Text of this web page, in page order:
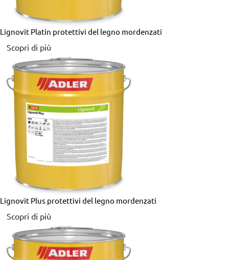
Lignovit Platin protettivi del legno mordenzati
Scopri di più
Lignovit Plus protettivi del legno mordenzati
Scopri di più